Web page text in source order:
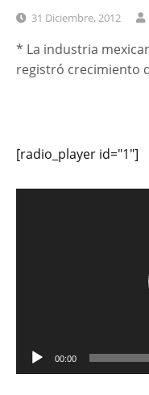
31 Diciembre, 2012
* La industria
registró crecimiento
[radio_player id="1"]
00:00